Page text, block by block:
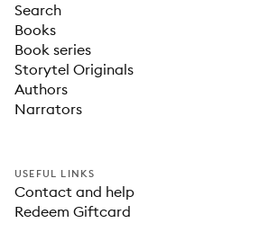
Search
Books
Book series
Storytel Originals
Authors
Narrators
USEFUL LINKS
Contact and help
Redeem Giftcard